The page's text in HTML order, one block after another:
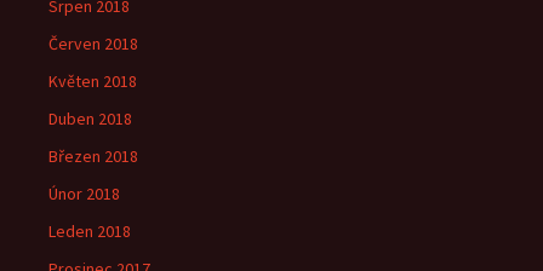
Srpen 2018
Červen 2018
Květen 2018
Duben 2018
Březen 2018
Únor 2018
Leden 2018